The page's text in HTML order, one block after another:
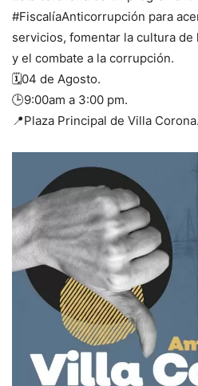
#FiscalíaAnticorrupción para
servicios, fomentar la cultura
y el combate a la corrupción.
🗓04 de Agosto.
🕒9:00am a 3:00 pm.
📍Plaza Principal de Villa Corona.